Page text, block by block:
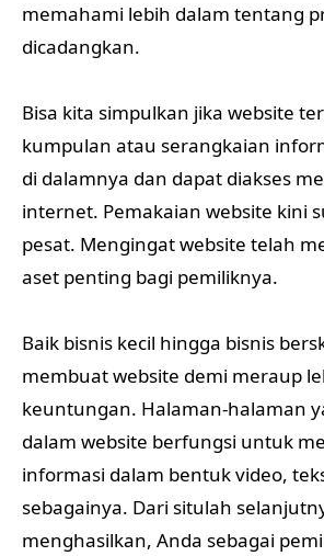
memahami lebih dalam tentang
dicadangkan.
Bisa kita simpulkan jika website
kumpulan atau serangkaian
di dalamnya dan dapat diakses
internet. Pemakaian website kini
pesat. Mengingat website telah
aset penting bagi pemiliknya.
Baik bisnis kecil hingga bisnis
membuat website demi meraup
keuntungan. Halaman-halaman
dalam website berfungsi untuk
informasi dalam bentuk video,
sebagainya. Dari situlah
menghasilkan, Anda sebagai